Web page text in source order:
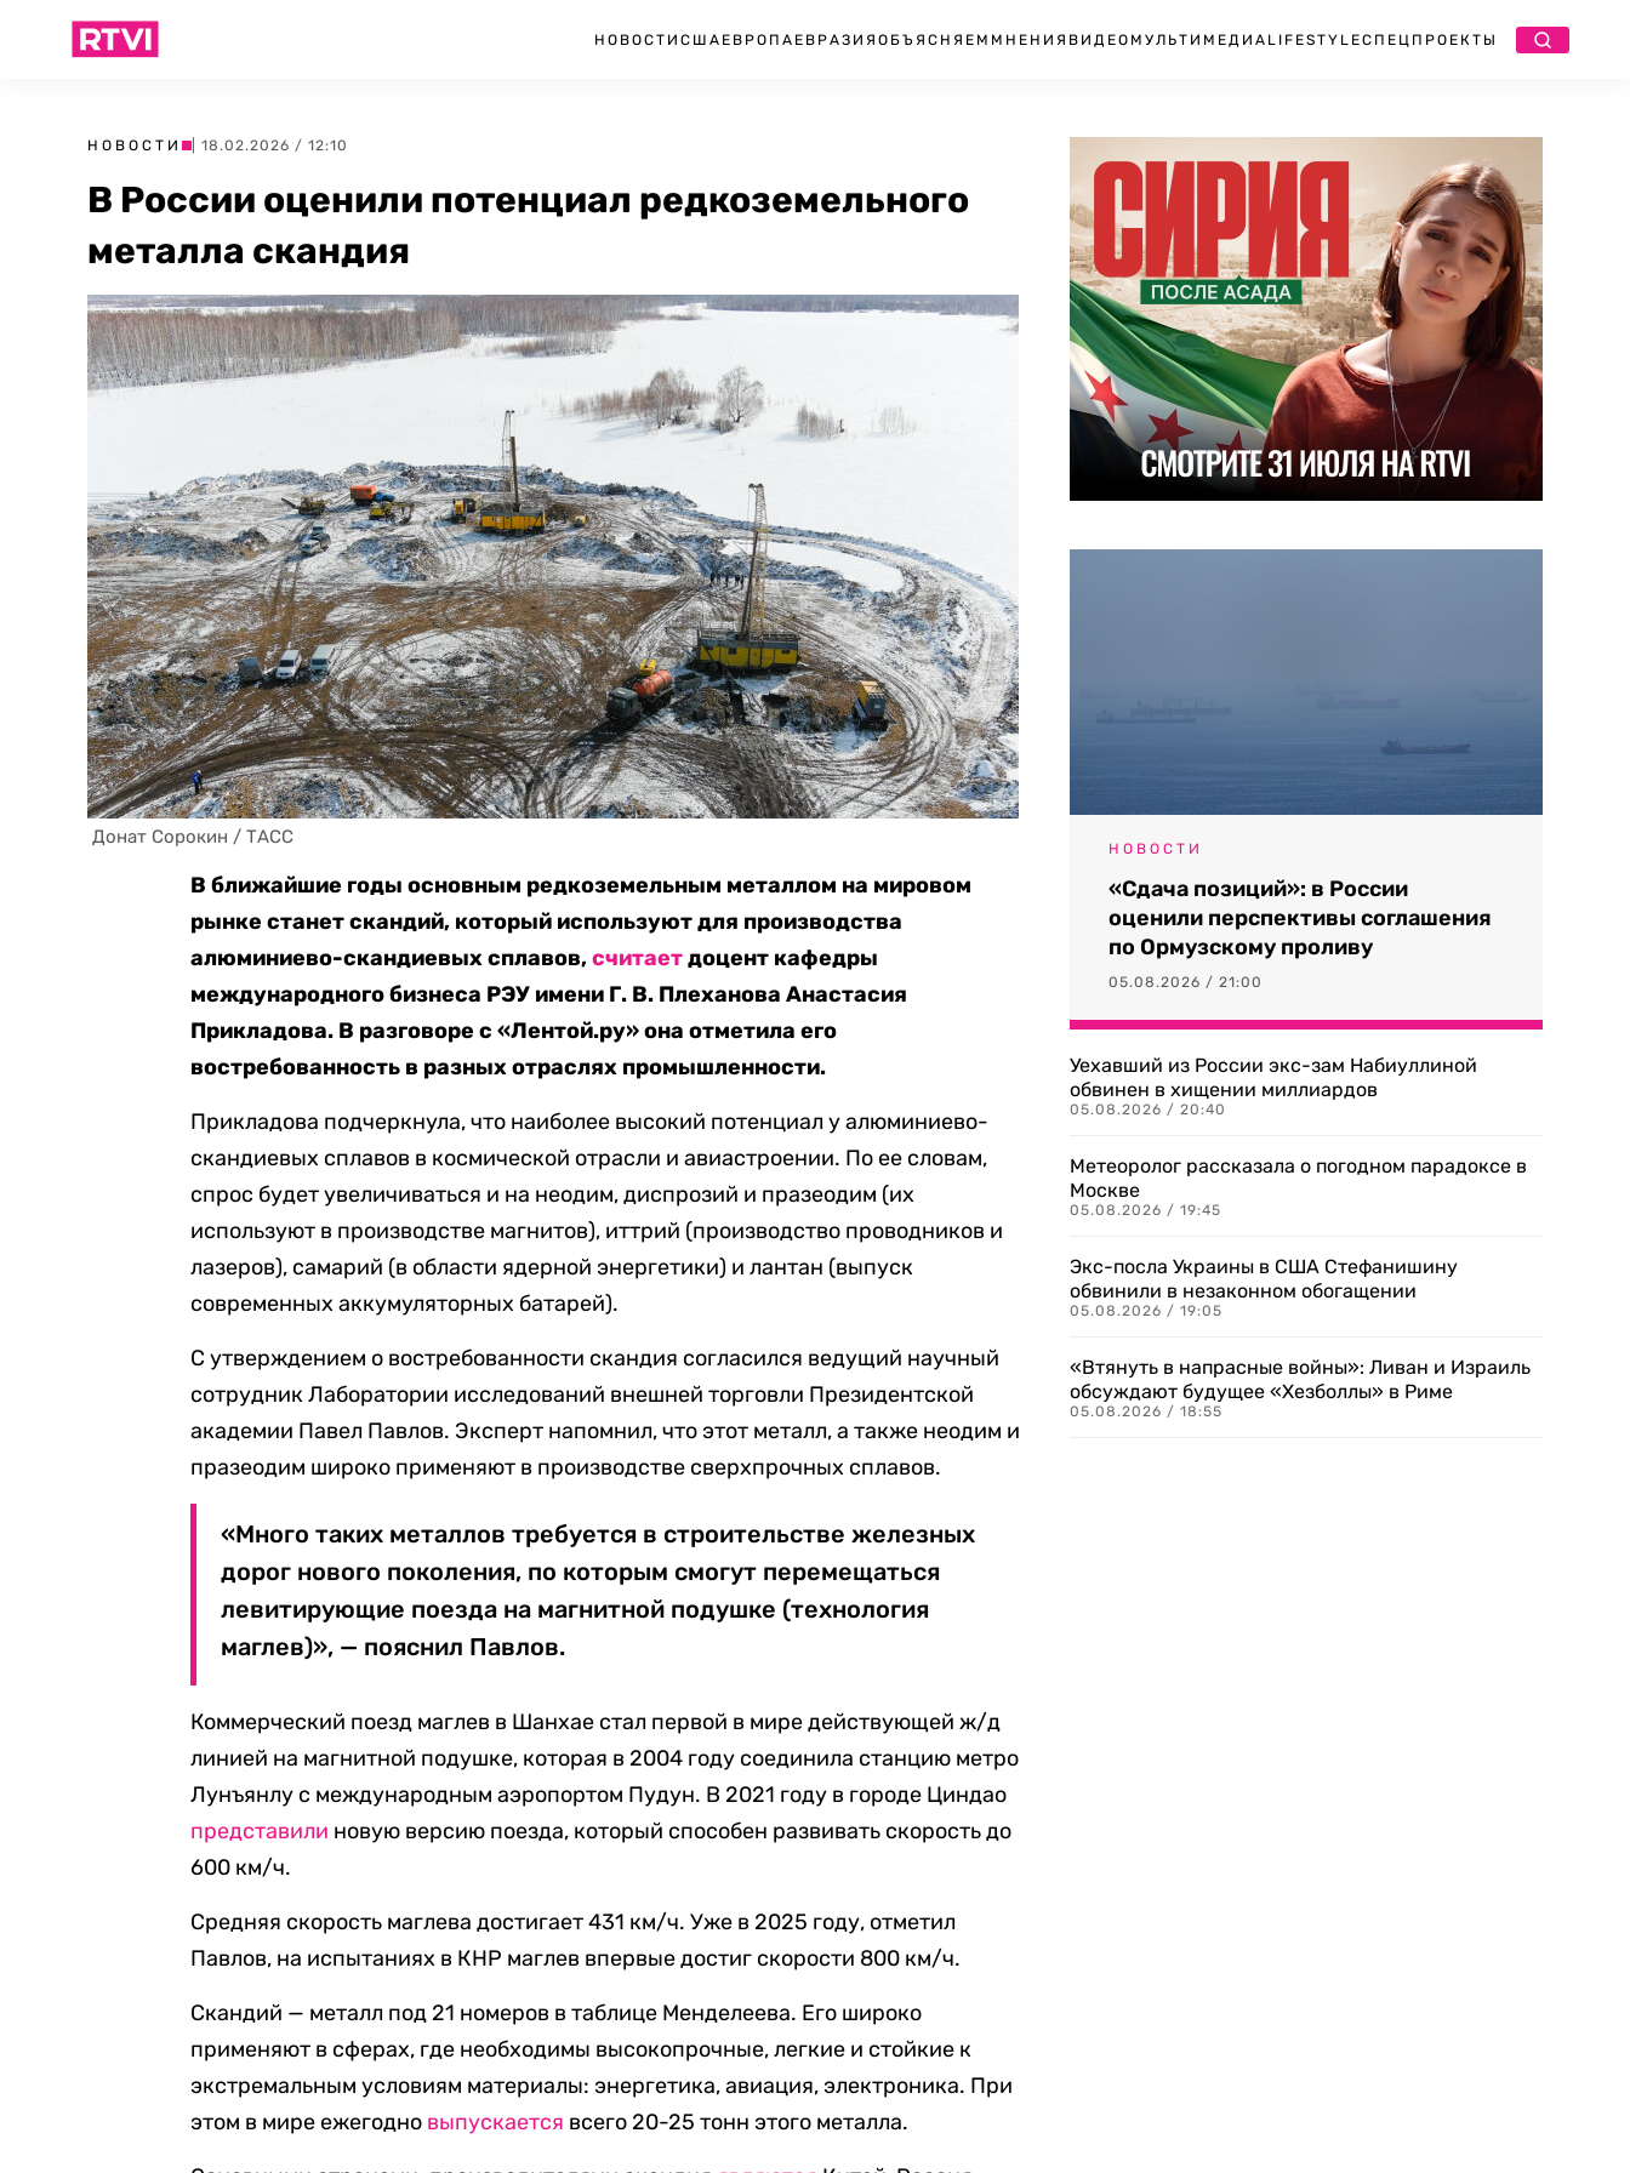
НОВОСТИ США ЕВРОПА ЕВРАЗИЯ ОБЪЯСНЯЕМ МНЕНИЯ ВИДЕО МУЛЬТИМЕДИА LIFESTYLEСПЕЦПРОЕКТЫ
НОВОСТИ | 18.02.2026 / 12:10
В России оценили потенциал редкоземельного
металла скандия
Донат Сорокин / ТАСС
В ближайшие годы основным редкоземельным металлом на мировом
рынке станет скандий, который используют для производства
алюминиево-скандиевых сплавов,считаетдоцент кафедры
международного бизнеса РЭУ имени Г. В. Плеханова Анастасия
Прикладова. В разговоре с «Лентой.ру» она отметила его
востребованность в разных отраслях промышленности.
Прикладова подчеркнула, что наиболее высокий потенциал у алюминиево-
скандиевых сплавов в космической отрасли и авиастроении. По ее словам,
спрос будет увеличиваться и на неодим, диспрозий и празеодим (их
используют в производстве магнитов), иттрий (производство проводников и
лазеров), самарий (в области ядерной энергетики) и лантан (выпуск
современных аккумуляторных батарей).
С утверждением о востребованности скандия согласился ведущий научный
сотрудник Лаборатории исследований внешней торговли Президентской
академии Павел Павлов. Эксперт напомнил, что этот металл, а также неодим и
празеодим широко применяют в производстве сверхпрочных сплавов.
«Много таких металлов требуется в строительстве железных
дорог нового поколения, по которым смогут перемещаться
левитирующие поезда на магнитной подушке (технология
маглев)», — пояснил Павлов.
Коммерческий поезд маглев в Шанхае стал первой в мире действующей ж/д
линией на магнитной подушке, которая в 2004 году соединила станцию метро
Лунъянлу с международным аэропортом Пудун. В 2021 году в городе Циндао
представили новую версию поезда, который способен развивать скорость до
600 км/ч.
Средняя скорость маглева достигает 431 км/ч. Уже в 2025 году, отметил
Павлов, на испытаниях в КНР маглев впервые достиг скорости 800 км/ч.
Скандий — металл под 21 номеров в таблице Менделеева. Его широко
применяют в сферах, где необходимы высокопрочные, легкие и стойкие к
экстремальным условиям материалы: энергетика, авиация, электроника. При
этом в мире ежегодно выпускается всего 20-25 тонн этого металла.
НОВОСТИ
«Сдача позиций»: в России
оценили перспективы соглашения
по Ормузскому проливу
05.08.2026 / 21:00
Уехавший из России экс-зам Набиуллиной
обвинен в хищении миллиардов
05.08.2026 / 20:40
Метеоролог рассказала о погодном парадоксе в
Москве
05.08.2026 / 19:45
Экс-посла Украины в США Стефанишину
обвинили в незаконном обогащении
05.08.2026 / 19:05
«Втянуть в напрасные войны»: Ливан и Израиль
обсуждают будущее «Хезболлы» в Риме
05.08.2026 / 18:55